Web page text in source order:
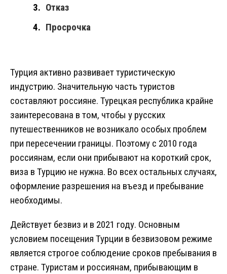
Отказ
Просрочка
Турция активно развивает туристическую
индустрию. Значительную часть туристов
составляют россияне. Турецкая республика крайне
заинтересована в том, чтобы у русских
путешественников не возникало особых проблем
при пересечении границы. Поэтому с 2010 года
россиянам, если они прибывают на короткий срок,
виза в Турцию не нужна. Во всех остальных случаях,
оформление разрешения на въезд и пребывание
необходимы.
Действует безвиз и в 2021 году. Основным
условием посещения Турции в безвизовом режиме
является строгое соблюдение сроков пребывания в
стране. Туристам и россиянам, прибывающим в